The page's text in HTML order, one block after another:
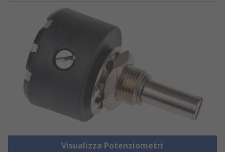
Visualizza Potenziometri